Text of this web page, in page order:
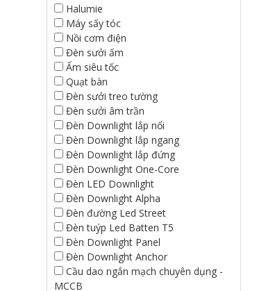
Halumie
Máy sấy tóc
Nồi cơm điện
Đèn sưởi ấm
Ấm siêu tốc
Quạt bàn
Đèn sưởi treo tường
Đèn sưởi âm trần
Đèn Downlight lắp nổi
Đèn Downlight lắp ngang
Đèn Downlight lắp đứng
Đèn Downlight One-Core
Đèn LED Downlight
Đèn Downlight Alpha
Đèn đường Led Street
Đèn tuýp Led Batten T5
Đèn Downlight Panel
Đèn Downlight Anchor
Cầu dao ngắn mạch chuyên dụng -
MCCB